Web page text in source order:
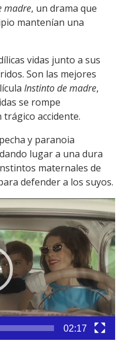
Link
madre, un drama que
mantenían una
vidas junto a sus
Son las mejores
Instinto de madre,
se rompe
accidente.
y paranoia
lugar a una dura
maternales de
defender a los suyos.
02:17